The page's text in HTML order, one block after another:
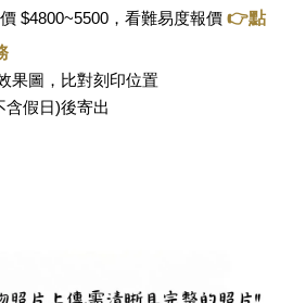
$4800~5500，看難易度報價 👉點
果圖，比對刻印位置
含假日)後寄出